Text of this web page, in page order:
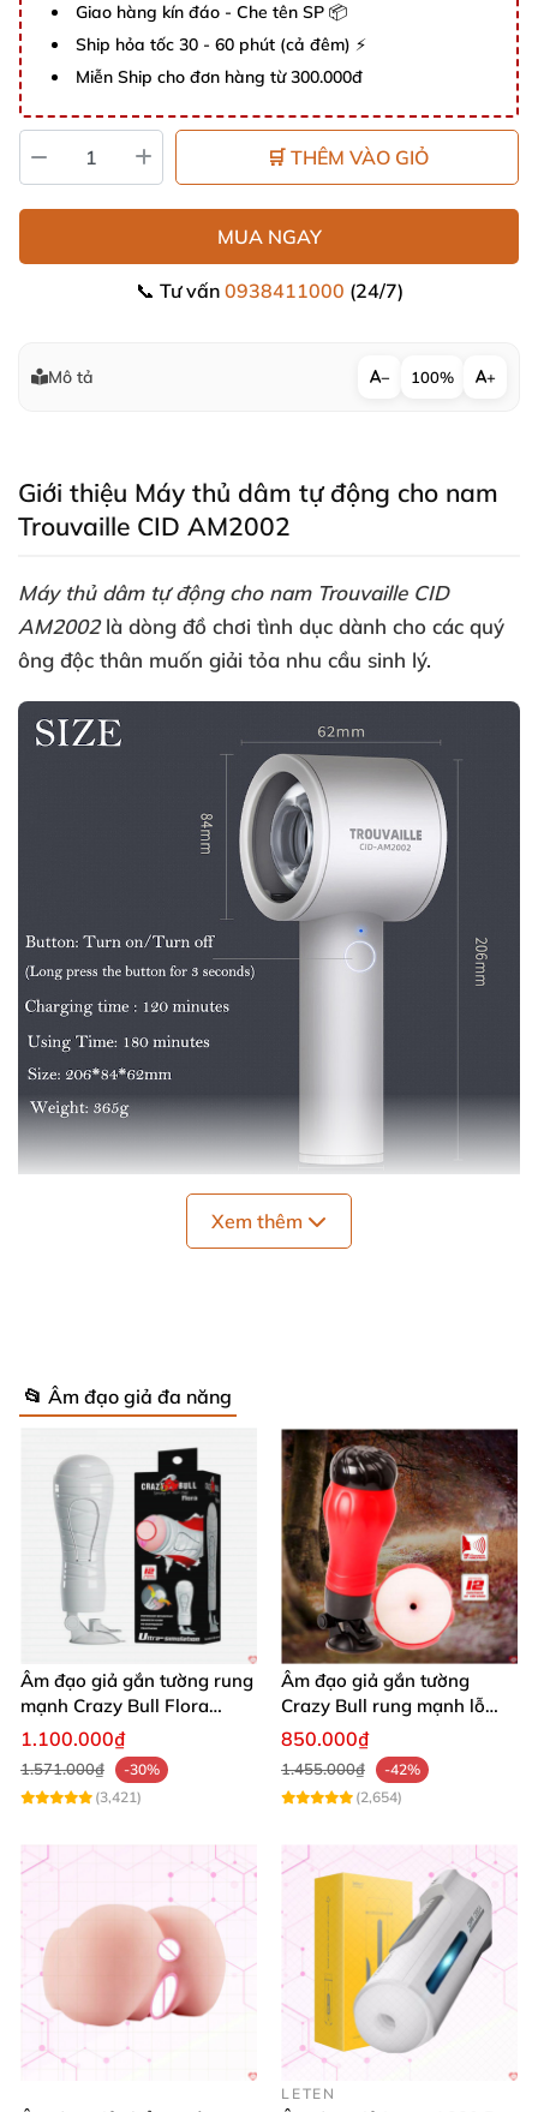
Giao hàng kín đáo - Che tên SP 📦
Ship hỏa tốc 30 - 60 phút (cả đêm) ⚡
Miễn Ship cho đơn hàng từ 300.000đ
🛒 THÊM VÀO GIỎ
MUA NGAY
📞 Tư vấn 0938411000 (24/7)
Mô tả − 100% +
Giới thiệu Máy thủ dâm tự động cho nam
Trouvaille CID AM2002
Máy thủ dâm tự động cho nam Trouvaille CID
AM2002là dòng đồ chơi tình dục dành cho các quý
ông độc thân muốn giải tỏa nhu cầu sinh lý.
Máy thủ dâm Trouvaille CID AM2002
Xem thêm
📂 Âm đạo giả đa năng
Âm đạo giả gắn tường rung
mạnh Crazy Bull Flora
silicon cao cấp
1.100.000₫
1.571.000₫
-30%
(3,421)
Âm đạo giả gắn tường
Crazy Bull rung mạnh lỗ
hậu môn siêu thật
850.000₫
1.455.000₫
-42%
(2,654)
LETEN